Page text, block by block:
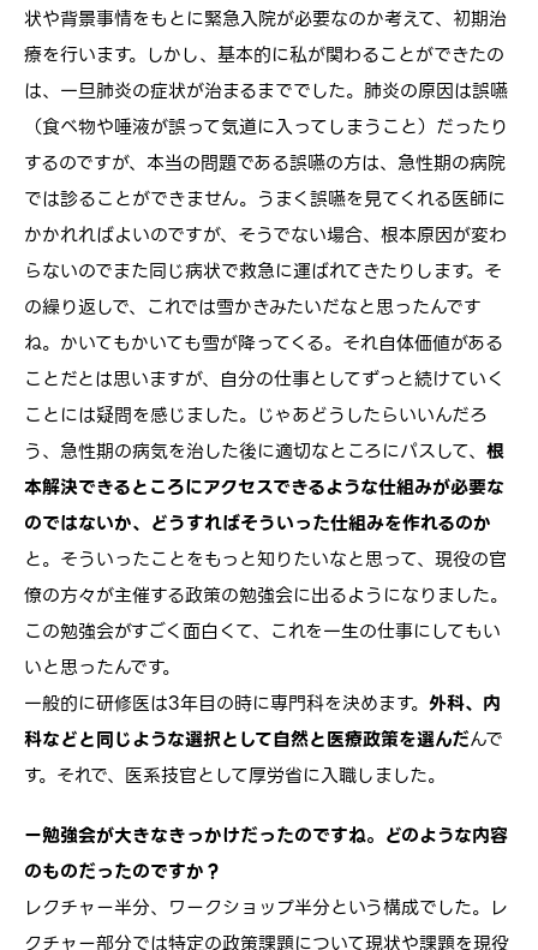
状や背景事情をもとに緊急入院が必要なのか考えて、初期治
療を行います。しかし、基本的に私が関わることができたの
は、一旦肺炎の症状が治まるまででした。肺炎の原因は誤嚥
（食べ物や唾液が誤って気道に入ってしまうこと）だったり
するのですが、本当の問題である誤嚥の方は、急性期の病院
では診ることができません。うまく誤嚥を見てくれる医師に
かかれればよいのですが、そうでない場合、根本原因が変わ
らないのでまた同じ病状で救急に運ばれてきたりします。そ
の繰り返しで、これでは雪かきみたいだなと思ったんです
ね。かいてもかいても雪が降ってくる。それ自体価値がある
ことだとは思いますが、自分の仕事としてずっと続けていく
ことには疑問を感じました。じゃあどうしたらいいんだろ
う、急性期の病気を治した後に適切なところにパスして、 根
本解決できるところにアクセスできるような仕組みが必要な
のではないか、どうすればそういった仕組みを作れるのか
と。そういったことをもっと知りたいなと思って、現役の官
僚の方々が主催する政策の勉強会に出るようになりました。
この勉強会がすごく面白くて、これを一生の仕事にしてもい
いと思ったんです。
一般的に研修医は3年目の時に専門科を決めます。 外科、内
科などと同じような選択として自然と医療政策を選んだんで
す。それで、医系技官として厚労省に入職しました。
ー勉強会が大きなきっかけだったのですね。どのような内容
のものだったのですか？
レクチャー半分、ワークショップ半分という構成でした。レ